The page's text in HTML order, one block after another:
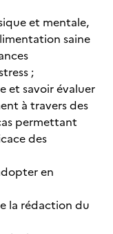
et mentale,
saine
;
et savoir évaluer
à travers des
permettant
des
en
la rédaction du